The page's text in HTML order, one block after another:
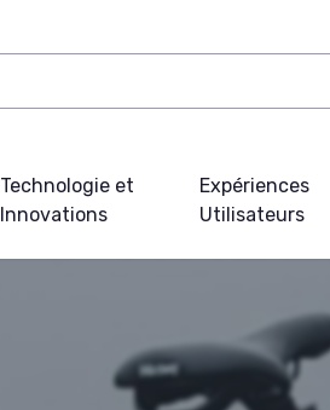
Technologie et
Innovations
Expériences
Utilisateurs